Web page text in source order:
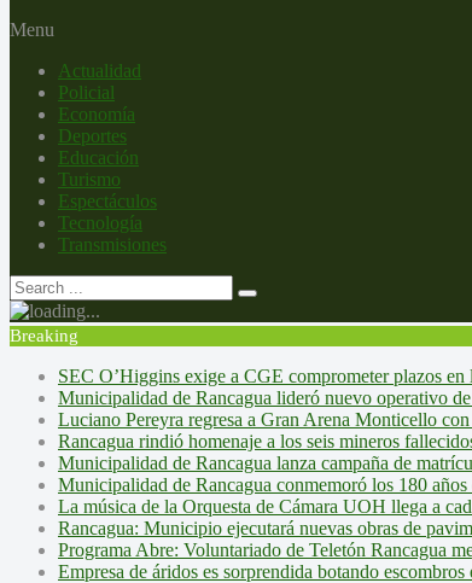
Menu
Actualidad
Policial
Economía
Deportes
Educación
Turismo
Espectáculos
Tecnología
Transmisiones
Breaking
SEC O’Higgins exige a CGE comprometer plazos
Municipalidad de Rancagua lideró nuevo operativo
Luciano Pereyra regresa a Gran Arena Monticello
Rancagua rindió homenaje a los seis mineros
Municipalidad de Rancagua lanza campaña de
Municipalidad de Rancagua conmemoró los 180
La música de la Orquesta de Cámara UOH llega a
Rancagua: Municipio ejecutará nuevas obras de
Programa Abre: Voluntariado de Teletón Rancagua
Empresa de áridos es sorprendida botando